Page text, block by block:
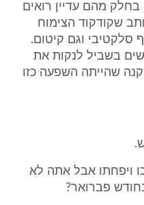
מהם עדיין רואים
שקודקוד הצימוח
סלקטיבי וגם קיטום.
בשביל לנקות את
שהייתה השפעה כזו
ויפחתו אבל אתה לא
פברואר?